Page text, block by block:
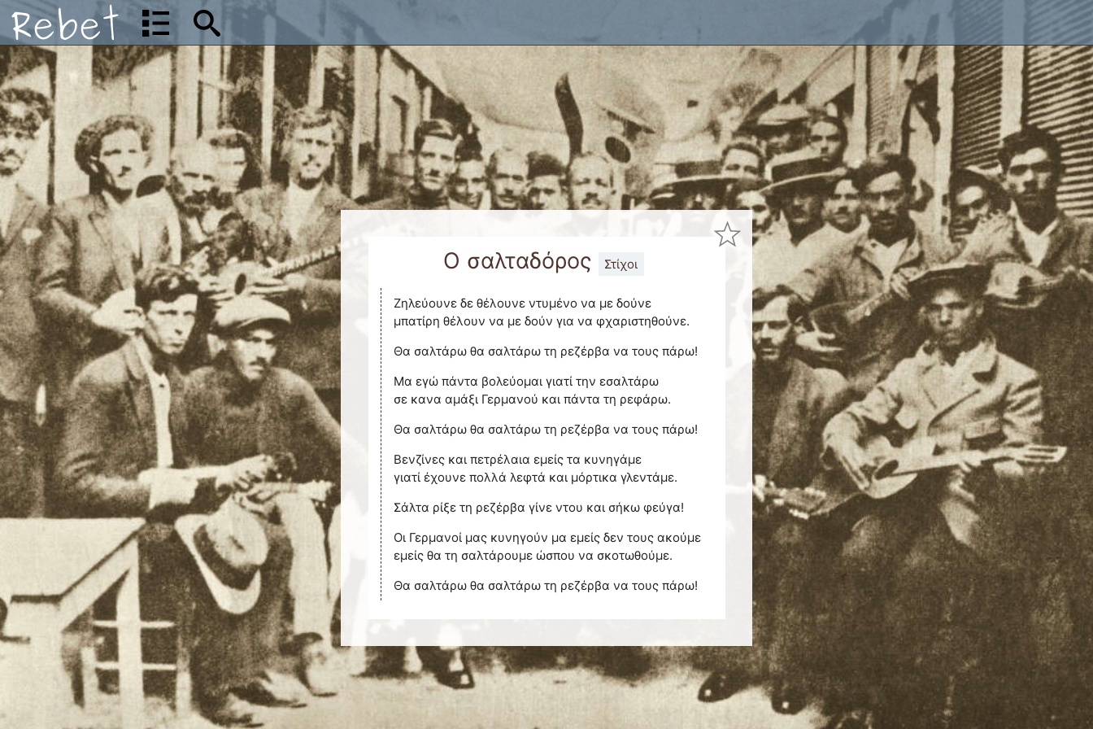
Ο σαλταδόρος Στίχοι
Ζηλεύουνε δε θέλουνε ντυμένο να με δούνε
μπατίρη θέλουν να με δούν για να φχαριστηθούνε.
Θα σαλτάρω θα σαλτάρω τη ρεζέρβα να τους πάρω!
Μα εγώ πάντα βολεύομαι γιατί την εσαλτάρω
σε κανα αμάξι Γερμανού και πάντα τη ρεφάρω.
Θα σαλτάρω θα σαλτάρω τη ρεζέρβα να τους πάρω!
Βενζίνες και πετρέλαια εμείς τα κυνηγάμε
γιατί έχουνε πολλά λεφτά και μόρτικα γλεντάμε.
Σάλτα ρίξε τη ρεζέρβα γίνε ντου και σήκω φεύγα!
Οι Γερμανοί μας κυνηγούν μα εμείς δεν τους ακούμε
εμείς θα τη σαλτάρουμε ώσπου να σκοτωθούμε.
Θα σαλτάρω θα σαλτάρω τη ρεζέρβα να τους πάρω!